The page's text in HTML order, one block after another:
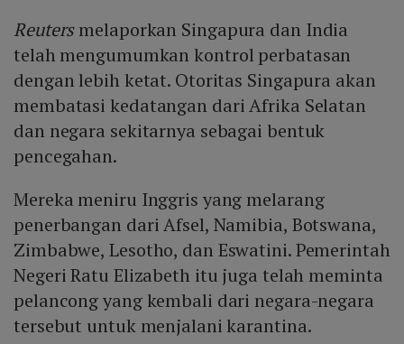
Reutersmelaporkan Singapura dan India
telah mengumumkan kontrol perbatasan
dengan lebih ketat. Otoritas Singapura akan
membatasi kedatangan dari Afrika Selatan
dan negara sekitarnya sebagai bentuk
pencegahan.
Mereka meniru Inggris yang melarang
penerbangan dari Afsel, Namibia, Botswana,
Zimbabwe, Lesotho, dan Eswatini. Pemerintah
Negeri Ratu Elizabeth itu juga telah meminta
pelancong yang kembali dari negara-negara
tersebut untuk menjalani karantina.